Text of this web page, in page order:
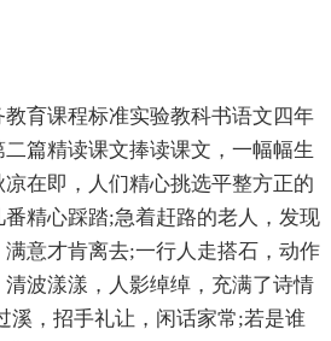
教育课程标准实验教科书语文四年
篇精读课文捧读课文，一幅幅生
在即，人们精心挑选平整方正的
精心踩踏;急着赶路的老人，发现
意才肯离去;一行人走搭石，动作
波漾漾，人影绰绰，充满了诗情
溪，招手礼让，闲话家常;若是谁